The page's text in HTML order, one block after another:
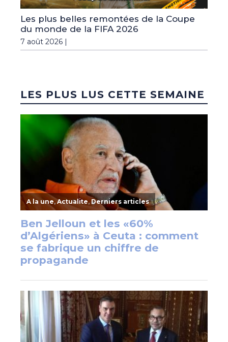
Les plus belles remontées de la Coupe
du monde de la FIFA 2026
7 août 2026 |
LES PLUS LUS CETTE SEMAINE